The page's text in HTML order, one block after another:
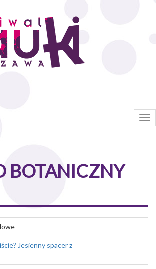
BOTANICZNY
Jesienny spacer z